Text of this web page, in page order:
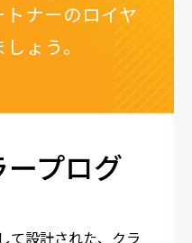
ナーのロイヤ
ょう。
プログ
て設計された、クラ